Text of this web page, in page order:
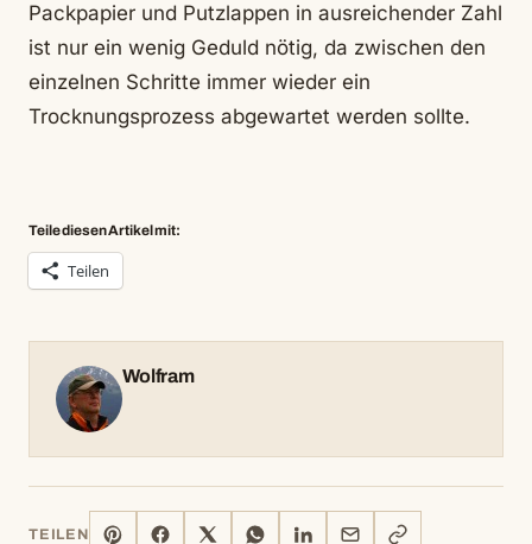
Packpapier und Putzlappen in ausreichender Zahl
ist nur ein wenig Geduld nötig, da zwischen den
einzelnen Schritte immer wieder ein
Trocknungsprozess abgewartet werden sollte.
Teile diesen Artikel mit:
Teilen
Wolfram
TEILEN
PINTERESTFACEBOOK WHATSAPPLINKEDIN
LINK